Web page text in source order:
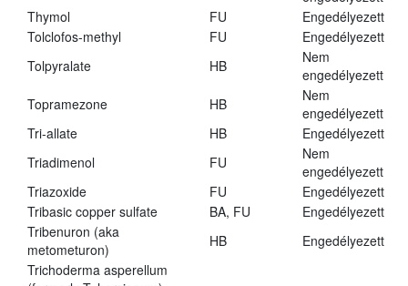
Thymol
FU
Engedélyezett
Tolclofos-methyl
FU
Engedélyezett
Tolpyralate
HB
Nem
engedélyezett
Topramezone
HB
Nem
engedélyezett
Tri-allate
HB
Engedélyezett
Triadimenol
FU
Nem
engedélyezett
Triazoxide
FU
Engedélyezett
Tribasic copper sulfate
BA, FU
Engedélyezett
Tribenuron (aka
metometuron)
HB
Engedélyezett
Trichoderma asperellum